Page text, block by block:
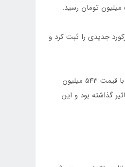
جدیدی را ثبت کرد و
در این میان، شاهین G که در ماه‌های گذشته به مرز 600 میلیون تومان نیز رسیده بود، حال با قیمت 543 میلیون
گذاشته بود و این